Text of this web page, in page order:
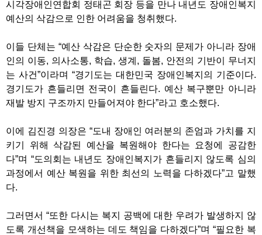
시각장애인연합회 정태곤 회장 등을 만나 내년도 장애인복지
예산의 삭감으로 인한 어려움을 청취했다.
이들 단체는 “예산 삭감은 단순한 숫자의 문제가 아니라 장애
인의 이동, 의사소통, 학습, 생계, 돌봄, 안전의 기반이 무너지
는 사건”이라며 “경기도는 대한민국 장애인복지의 기준이다.
경기도가 흔들리면 전국이 흔들린다. 예산 복구뿐만 아니라
재발 방지 구조까지 만들어져야 한다”라고 호소했다.
이에 김진경 의장은 “도내 장애인 여러분의 존엄과 가치를 지
키기 위해 삭감된 예산을 복원해야 한다는 요청에 공감한
다”며 “도의회는 내년도 장애인복지가 흔들리지 않도록 심의
과정에서 예산 복원을 위한 최선의 노력을 다하겠다”고 말했
다.
그러면서 “또한 다시는 복지 공백에 대한 우려가 발생하지 않
도록 개선책을 모색하는 데도 책임을 다하겠다”며 “필요한 복